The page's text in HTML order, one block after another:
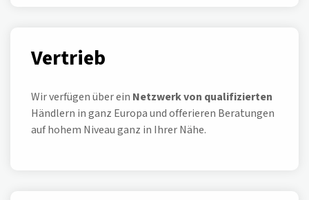
Vertrieb
Wir verfügen über ein Netzwerk von qualifizierten
Händlern in ganz Europa und offerieren Beratungen
auf hohem Niveau ganz in Ihrer Nähe.